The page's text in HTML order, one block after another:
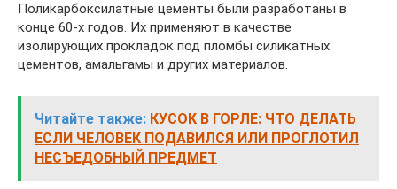
Поликарбоксилатные цементы были разработаны в
конце 60-х годов. Их применяют в качестве
изолирующих прокладок под пломбы силикатных
цементов, амальгамы и других материалов.
Читайте также: КУСОК В ГОРЛЕ: ЧТО ДЕЛАТЬ
ЕСЛИ ЧЕЛОВЕК ПОДАВИЛСЯ ИЛИ ПРОГЛОТИЛ
НЕСЪЕДОБНЫЙ ПРЕДМЕТ